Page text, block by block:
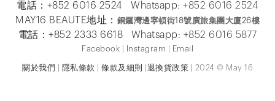
電話：+852 6016 2524 Whatsapp: +852 6016 2524
MAY16 BEAUTE地址：
銅鑼灣邊寧頓街18號廣旅集團大廈26樓
電話：+852 2333 6618 Whatsapp: +852 6016 5877
Facebook Instagram Email
關於我們 隱私條款 條款及細則 退換貨政策 2024 © May 16